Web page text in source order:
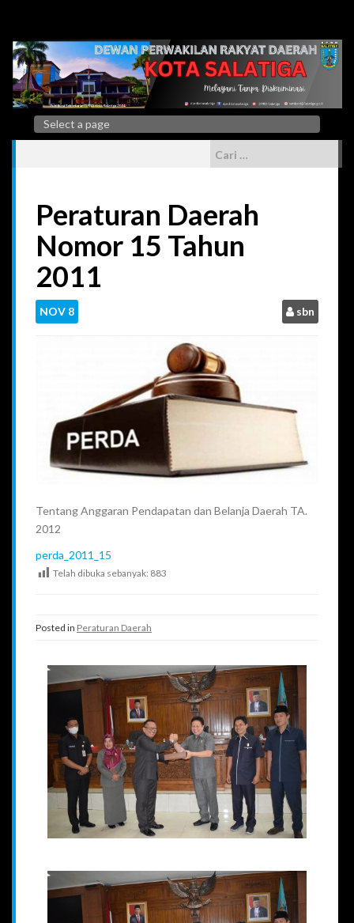
content
untuk:
Peraturan Daerah
Nomor 15 Tahun
2011
NOV 8 sbn
Tentang Anggaran Pendapatan dan Belanja Daerah TA.
2012
perda_2011_15
Telah dibuka sebanyak: 883
Posted in Peraturan Daerah